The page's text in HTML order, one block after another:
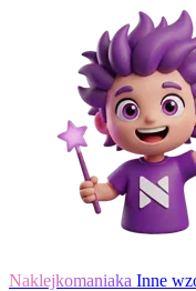
Naklejkomaniaka Inne